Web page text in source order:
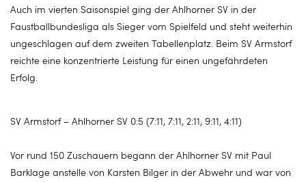
Auch im vierten Saisonspiel ging der Ahlhorner SV in der
Faustballbundesliga als Sieger vom Spielfeld und steht weiterhin
ungeschlagen auf dem zweiten Tabellenplatz. Beim SV Armstorf
reichte eine konzentrierte Leistung für einen ungefährdeten
Erfolg.
SV Armstorf – Ahlhorner SV 0:5 (7:11, 7:11, 2:11, 9:11, 4:11)
Vor rund 150 Zuschauern begann der Ahlhorner SV mit Paul
Barklage anstelle von Karsten Bilger in der Abwehr und war von